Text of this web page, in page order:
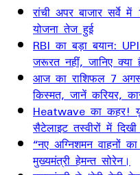
रांची अपर बाजार सर्वे
योजना तेज हुई
RBI का बड़ा बयान:
जरूरत नहीं, जानिए
आज का राशिफल 7
किस्मत, जानें करियर,
Heatwave का कहर!
सैटेलाइट तस्वीरों में
“नए अग्निशमन वाहनों
मुख्यमंत्री हेमन्त सोरेन।